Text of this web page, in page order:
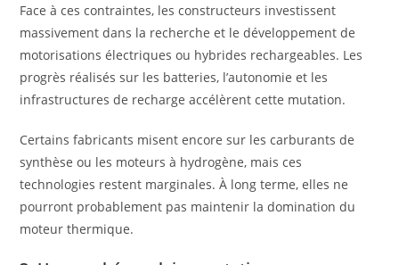
Face à ces contraintes, les constructeurs investissent
massivement dans la recherche et le développement de
motorisations électriques ou hybrides rechargeables. Les
progrès réalisés sur les batteries, l’autonomie et les
infrastructures de recharge accélèrent cette mutation.
Certains fabricants misent encore sur les carburants de
synthèse ou les moteurs à hydrogène, mais ces
technologies restent marginales. À long terme, elles ne
pourront probablement pas maintenir la domination du
moteur thermique.